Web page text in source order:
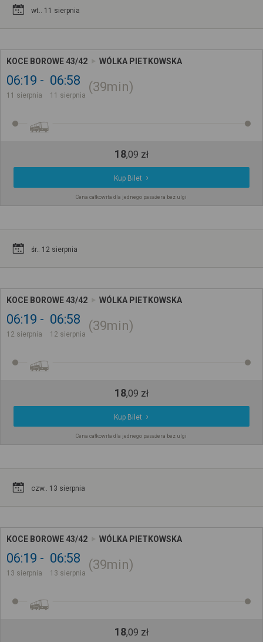
wt.. 11 sierpnia
KOCE BOROWE 43/42 WÓLKA PIETKOWSKA
06:19
11 sierpnia
06:58
11 sierpnia
39min
18,09 zł
Kup Bilet
Cena całkowita dla jednego pasażera bez ulgi
śr.. 12 sierpnia
KOCE BOROWE 43/42 WÓLKA PIETKOWSKA
06:19
12 sierpnia
06:58
12 sierpnia
39min
18,09 zł
Kup Bilet
Cena całkowita dla jednego pasażera bez ulgi
czw.. 13 sierpnia
KOCE BOROWE 43/42 WÓLKA PIETKOWSKA
06:19
13 sierpnia
06:58
13 sierpnia
39min
18,09 zł